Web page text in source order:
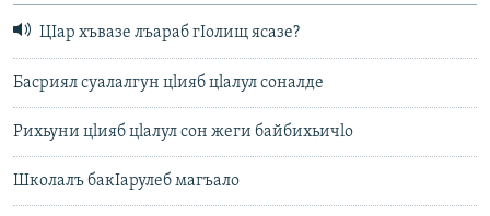
ЦIар хъвазе лъараб гIолищ ясазе?
Басриял суалалгун цlияб цlалул соналде
Рихьуни цlияб цlалул сон жеги байбихьичlо
Школалъ бакIарулеб магъало